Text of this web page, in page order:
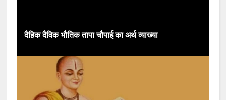
दैहिक दैविक भौतिक तापा चौपाई का अर्थ व्याख्या